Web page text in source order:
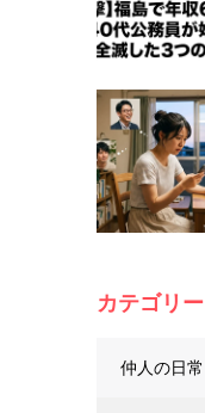
カテゴリー
仲人の日常